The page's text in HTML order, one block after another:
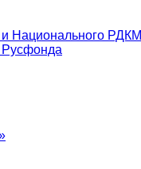
Национального РДКМ
Русфонда